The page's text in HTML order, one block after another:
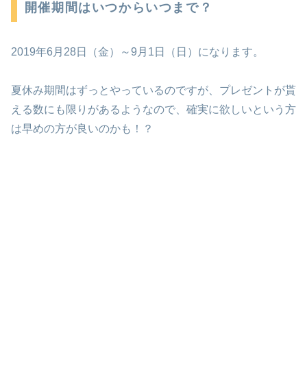
開催期間はいつからいつまで？
2019年6月28日（金）～9月1日（日）になります。
夏休み期間はずっとやっているのですが、プレゼントが貰
える数にも限りがあるようなので、確実に欲しいという方
は早めの方が良いのかも！？